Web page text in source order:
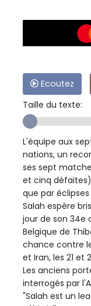
Ecoutez
Taille du texte:
L'équipe aux
nations, un
ses sept
et cinq
que par éclipses
Salah espère
jour de son 34e
Belgique de
chance contre
et Iran, les 21 et
Les anciens
interrogés par
"Salah est un